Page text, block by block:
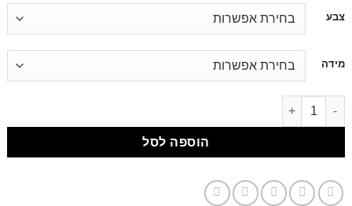
צבע
מידה
לתוכן
דילוג לתוכן
הוספה לסל